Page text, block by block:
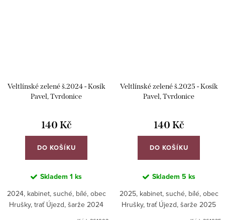
Veltlínské zelené š.2024 - Kosík
Pavel, Tvrdonice
140 Kč
DO KOŠÍKU
Skladem 1 ks
2024, kabinet, suché, bílé, obec
Hrušky, trať Újezd, šarže 2024
Veltlínské zelené š.2025 - Kosík
Pavel, Tvrdonice
140 Kč
DO KOŠÍKU
Skladem 5 ks
2025, kabinet, suché, bílé, obec
Hrušky, trať Újezd, šarže 2025